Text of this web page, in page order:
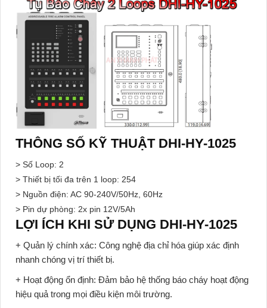
THÔNG SỐ KỸ THUẬT DHI-HY-1025
> Số Loop: 2
> Thiết bị tối đa trên 1 loop: 254
> Nguồn điện: AC 90-240V/50Hz, 60Hz
> Pin dự phòng: 2x pin 12V/5Ah
LỢI ÍCH KHI SỬ DỤNG DHI-HY-1025
+ Quản lý chính xác: Công nghệ địa chỉ hóa giúp xác định
nhanh chóng vị trí thiết bị.
+ Hoạt động ổn định: Đảm bảo hệ thống báo cháy hoạt động
hiệu quả trong mọi điều kiện môi trường.